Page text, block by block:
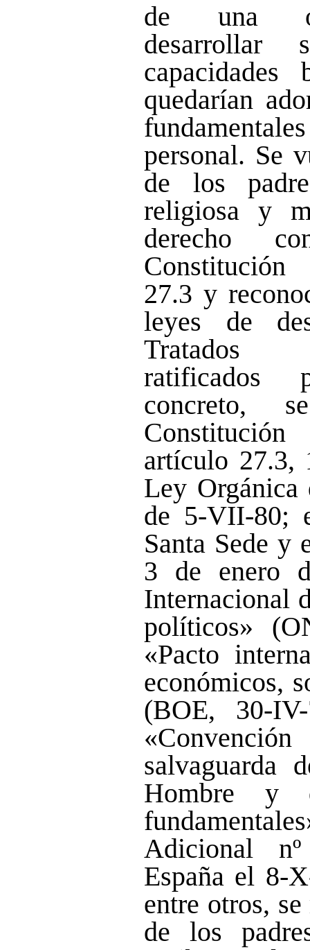
de una
desarrollar
capacidades
quedarían
personal. Se
de los
religiosa y
derecho
27.3 y
leyes de
Tratados
ratificados
concreto,
artículo 27.3,
Ley Orgánica
de 5-VII-80;
Santa Sede y
3 de enero
Internacional
políticos»
«Pacto
económicos,
(BOE, 30-
salvaguarda
Hombre y
Adicional
España el 8-
entre otros,
de los